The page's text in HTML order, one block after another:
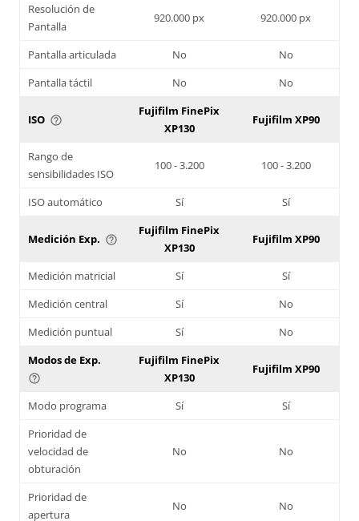
Resolución de
Pantalla
920.000 px 920.000 px
Pantalla articulada No
No
Pantalla táctil
No No
ISO help_outline
Fujifilm FinePix
XP130
Fujifilm XP90
Rango de
sensibilidades ISO
100 - 3.200 100 - 3.200
ISO automático Sí Sí
Medición Exp. help_outline
Fujifilm FinePix
XP130
Fujifilm XP90
Medición matricial Sí
Sí
Medición central
Sí
No
Medición puntual
Sí
No
Modos de Exp.
help_outline
Fujifilm FinePix
XP130
Fujifilm XP90
Modo programa Sí
Sí
Prioridad de
velocidad de
obturación
No No
Prioridad de
apertura
No No